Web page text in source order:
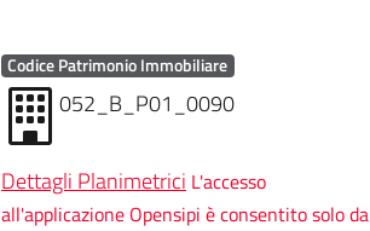
Codice Patrimonio Immobiliare
052_B_P01_0090
Dettagli Planimetrici L'accesso
all'applicazione Opensipi è consentito solo da